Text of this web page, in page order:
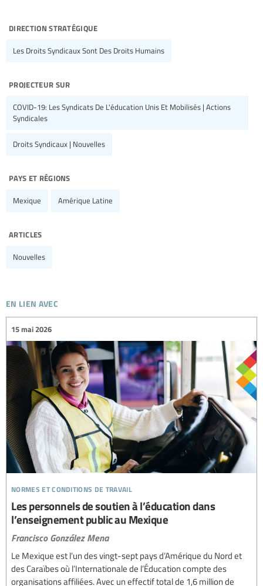
direction stratégique
Les Droits Syndicaux Sont Des Droits Humains
projecteur sur
COVID-19: Les Syndicats De L'éducation Unis Et Mobilisés | Actions
Syndicales
Droits Syndicaux | Nouvelles
pays et régions
Mexique Amérique Latine
articles
Nouvelles
en lien avec
normes et conditions de travail
15 mai 2026
Les personnels de soutien à l’éducation dans
l’enseignement public au Mexique
Francisco González Mena
Le Mexique est l’un des vingt-sept pays d’Amérique du Nord et
des Caraïbes où l’Internationale de l’Éducation compte des
organisations affiliées. Avec un effectif total de 1,6 million de